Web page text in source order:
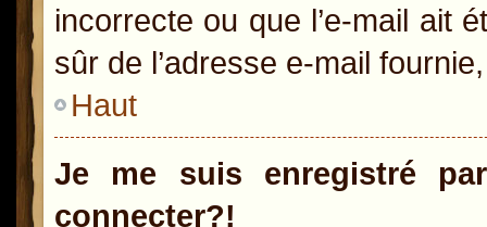
incorrecte ou que l’e-mail ait
sûr de l’adresse e-mail
Haut
Je me suis enregistré
connecter?!